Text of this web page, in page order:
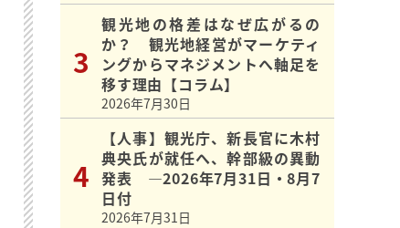
観光地の格差はなぜ広がるの
か？ 観光地経営がマーケティ
ングからマネジメントへ軸足を
移す理由【コラム】
2026年7月30日
【人事】観光庁、新長官に木村
典央氏が就任へ、幹部級の異動
発表 ―2026年7月31日・8月7
日付
2026年7月31日